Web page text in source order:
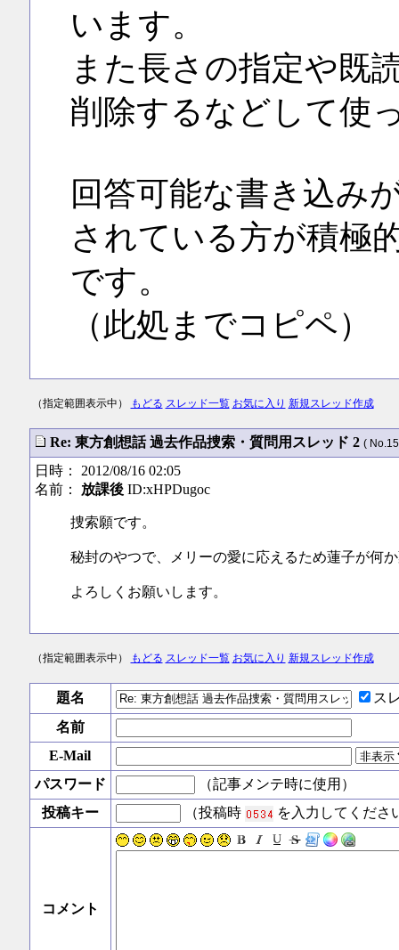
います。
また長さの指定や既
削除するなどして使
回答可能な書き込み
されている方が積極
です。
（此処までコピペ）
（指定範囲表示中） もどる スレッド一覧 お気に入り 新規スレッド作成
Re: 東方創想話 過去作品捜索・質問用スレッド 2 (
日時： 2012/08/16 02:05
名前： 放課後ID:xHPDugoc
捜索願です。
秘封のやつで、メリーの愛に応えるため蓮子が何
よろしくお願いします。
（指定範囲表示中） もどる スレッド一覧 お気に入り 新規スレッド作成
題名
ス
名前
E-Mail
パスワード
（記事メンテ時に使用）
投稿キー
（投稿時 を入力してくださ
コメント